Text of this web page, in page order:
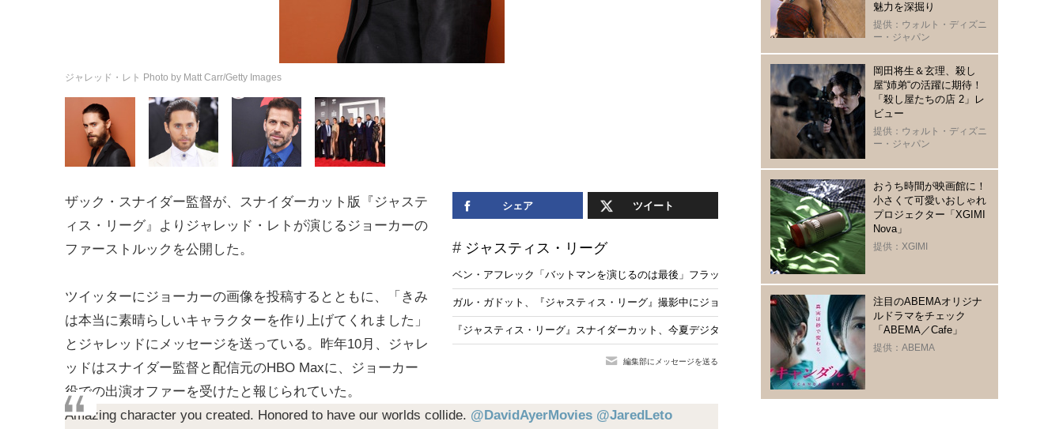
ジャレッド・レト Photo by Matt Carr/Getty Images
シェア ツイート
ジャスティス・リーグ
ベン・アフレック「バットマンを演じるのは最後」フラッシュとの共演シーン到着『ザ・フラッシュ』
ガル・ガドット、『ジャスティス・リーグ』撮影中にジョス・ウェドン監督から脅されたことを認める
『ジャスティス・リーグ』スナイダーカット、今夏デジタル配信＆Blu-rayリリース
編集部にメッセージを送る
ザック・スナイダー監督が、スナイダーカット版『ジャステ
ィス・リーグ』よりジャレッド・レトが演じるジョーカーの
ファーストルックを公開した。
ツイッターにジョーカーの画像を投稿するとともに、「きみ
は本当に素晴らしいキャラクターを作り上げてくれました」
とジャレッドにメッセージを送っている。昨年10月、ジャレ
ッドはスナイダー監督と配信元のHBO Maxに、ジョーカー
役での出演オファーを受けたと報じられていた。
Amazing character you created. Honored to have our worlds collide. @DavidAyerMovies @JaredLeto
魅力を深掘り
提供：ウォルト・ディズニ
ー・ジャパン
岡田将生＆玄理、殺し
屋“姉弟“の活躍に期待！
「殺し屋たちの店 2」レ
ビュー
提供：ウォルト・ディズニ
ー・ジャパン
おうち時間が映画館に！
小さくて可愛いおしゃれ
プロジェクター「XGIMI
Nova」
提供：XGIMI
注目のABEMAオリジナ
ルドラマをチェック
「ABEMA／Cafe」
提供：ABEMA